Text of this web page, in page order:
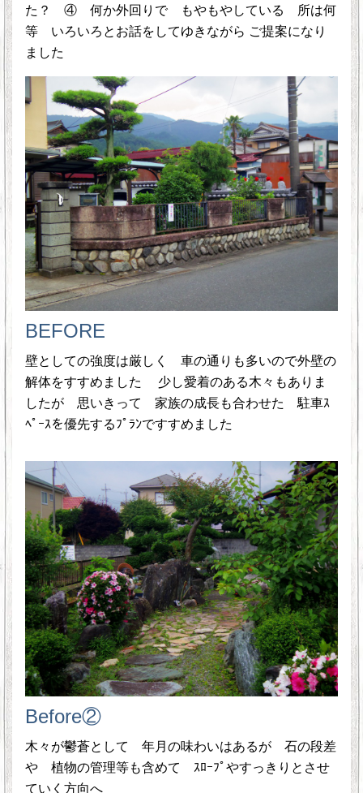
た？ ④ 何か外回りで もやもやしている 所は何
等 いろいろとお話をしてゆきながら ご提案になり
ました
BEFORE
壁としての強度は厳しく 車の通りも多いので外壁の
解体をすすめました 少し愛着のある木々もありま
したが 思いきって 家族の成長も合わせた 駐車ｽ
ﾍﾟｰｽを優先するﾌﾟﾗﾝですすめました
Before②
木々が鬱蒼として 年月の味わいはあるが 石の段差
や 植物の管理等も含めて ｽﾛｰﾌﾟやすっきりとさせ
ていく方向へ